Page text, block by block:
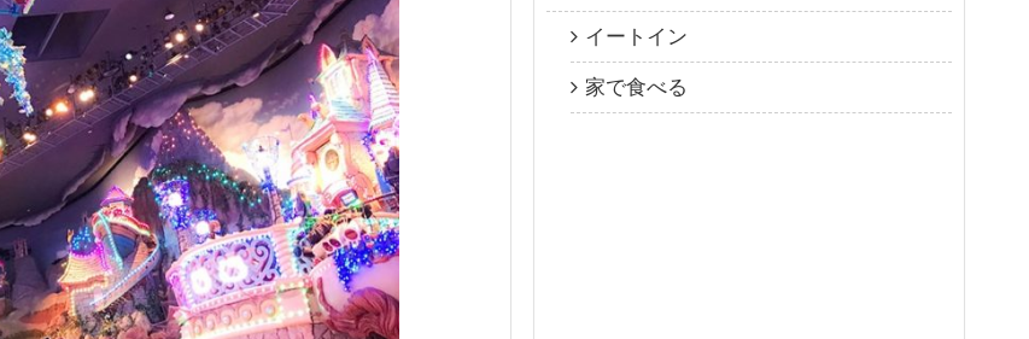
イートイン
家で食べる